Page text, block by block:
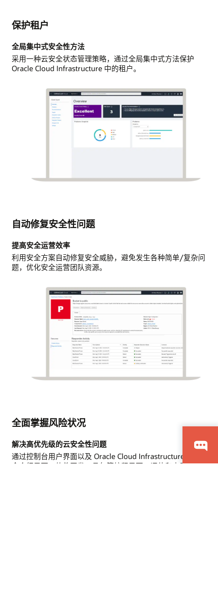
保护租户
全局集中式安全性方法
采用一种云安全状态管理策略，通过全局集中式方法保护
Oracle Cloud Infrastructure 中的租户。
自动修复安全性问题
提高安全运营效率
利用安全方案自动修复安全威胁，避免发生各种简单/复杂问
题，优化安全运营团队资源。
全面掌握风险状况
解决高优先级的云安全性问题
通过控制台用户界面以及 Oracle Cloud Infrastructure API、
命令行界面、软件开发工具包等编程界面，评估和查看